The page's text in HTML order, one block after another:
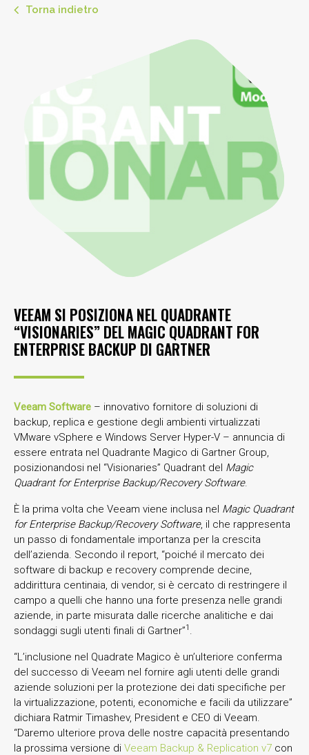
Torna indietro
VEEAM SI POSIZIONA NEL QUADRANTE
“VISIONARIES” DEL MAGIC QUADRANT FOR
ENTERPRISE BACKUP DI GARTNER
Veeam Software – innovativo fornitore di soluzioni di
backup, replica e gestione degli ambienti virtualizzati
VMware vSphere e Windows Server Hyper-V – annuncia di
essere entrata nel Quadrante Magico di Gartner Group,
posizionandosi nel “Visionaries” Quadrant del Magic
Quadrant for Enterprise Backup/Recovery Software.
È la prima volta che Veeam viene inclusa nel Magic Quadrant
for Enterprise Backup/Recovery Software, il che rappresenta
un passo di fondamentale importanza per la crescita
dell’azienda. Secondo il report, “poiché il mercato dei
software di backup e recovery comprende decine,
addirittura centinaia, di vendor, si è cercato di restringere il
campo a quelli che hanno una forte presenza nelle grandi
aziende, in parte misurata dalle ricerche analitiche e dai
sondaggi sugli utenti finali di Gartner”1 .
“L’inclusione nel Quadrate Magico è un’ulteriore conferma
del successo di Veeam nel fornire agli utenti delle grandi
aziende soluzioni per la protezione dei dati specifiche per
la virtualizzazione, potenti, economiche e facili da utilizzare”
dichiara Ratmir Timashev, President e CEO di Veeam.
“Daremo ulteriore prova delle nostre capacità presentando
la prossima versione di Veeam Backup & Replication v7 con